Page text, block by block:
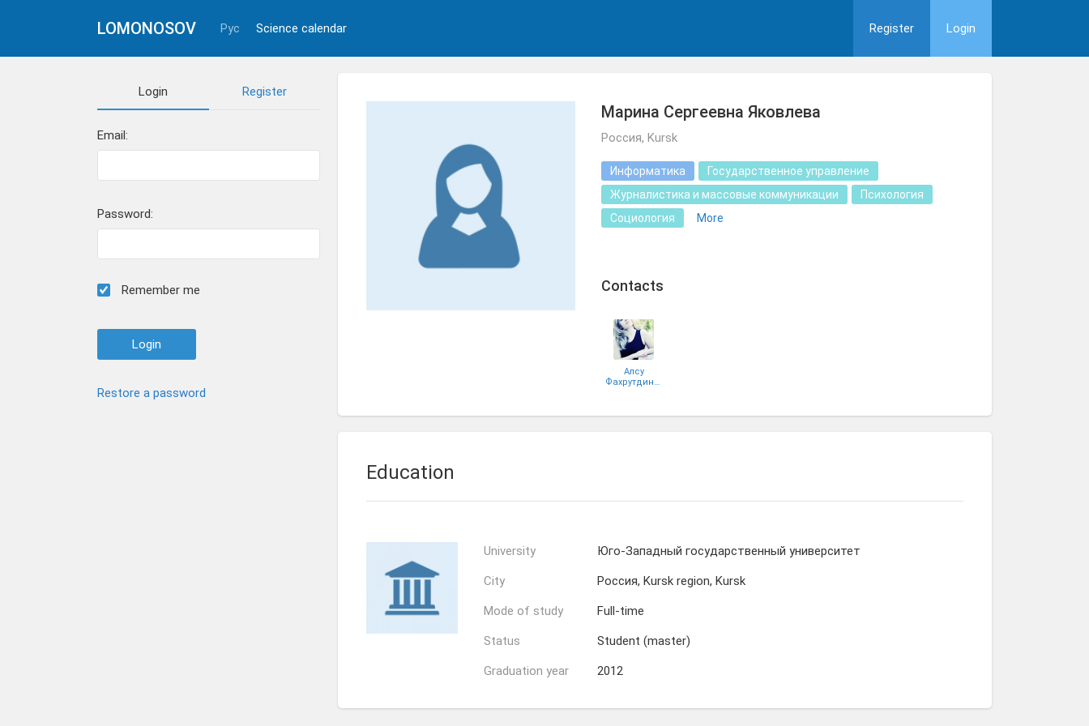
LOMONOSOV Рус Science calendar Register Login
Login Register
Email:
Password:
Remember me
Restore a password
Марина Сергеевна Яковлева
Россия, Kursk
Информатика
Государственное управление
Журналистика и массовые коммуникации
Психология
Социология
More
Сontacts
Алсу
Фахрутдинова
Education
University Юго-Западный государственный университет
City Россия, Kursk region, Kursk
Mode of study Full-time
Status Student (master)
Graduation year 2012